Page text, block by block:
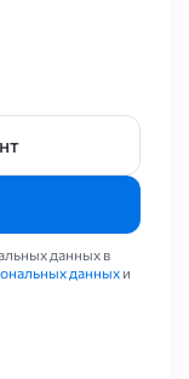
данных в
данных и